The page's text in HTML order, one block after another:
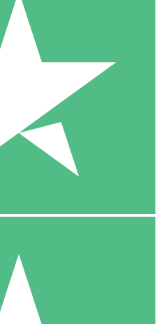
Individuales
de descarga. Sin compromiso
10 00
20 00